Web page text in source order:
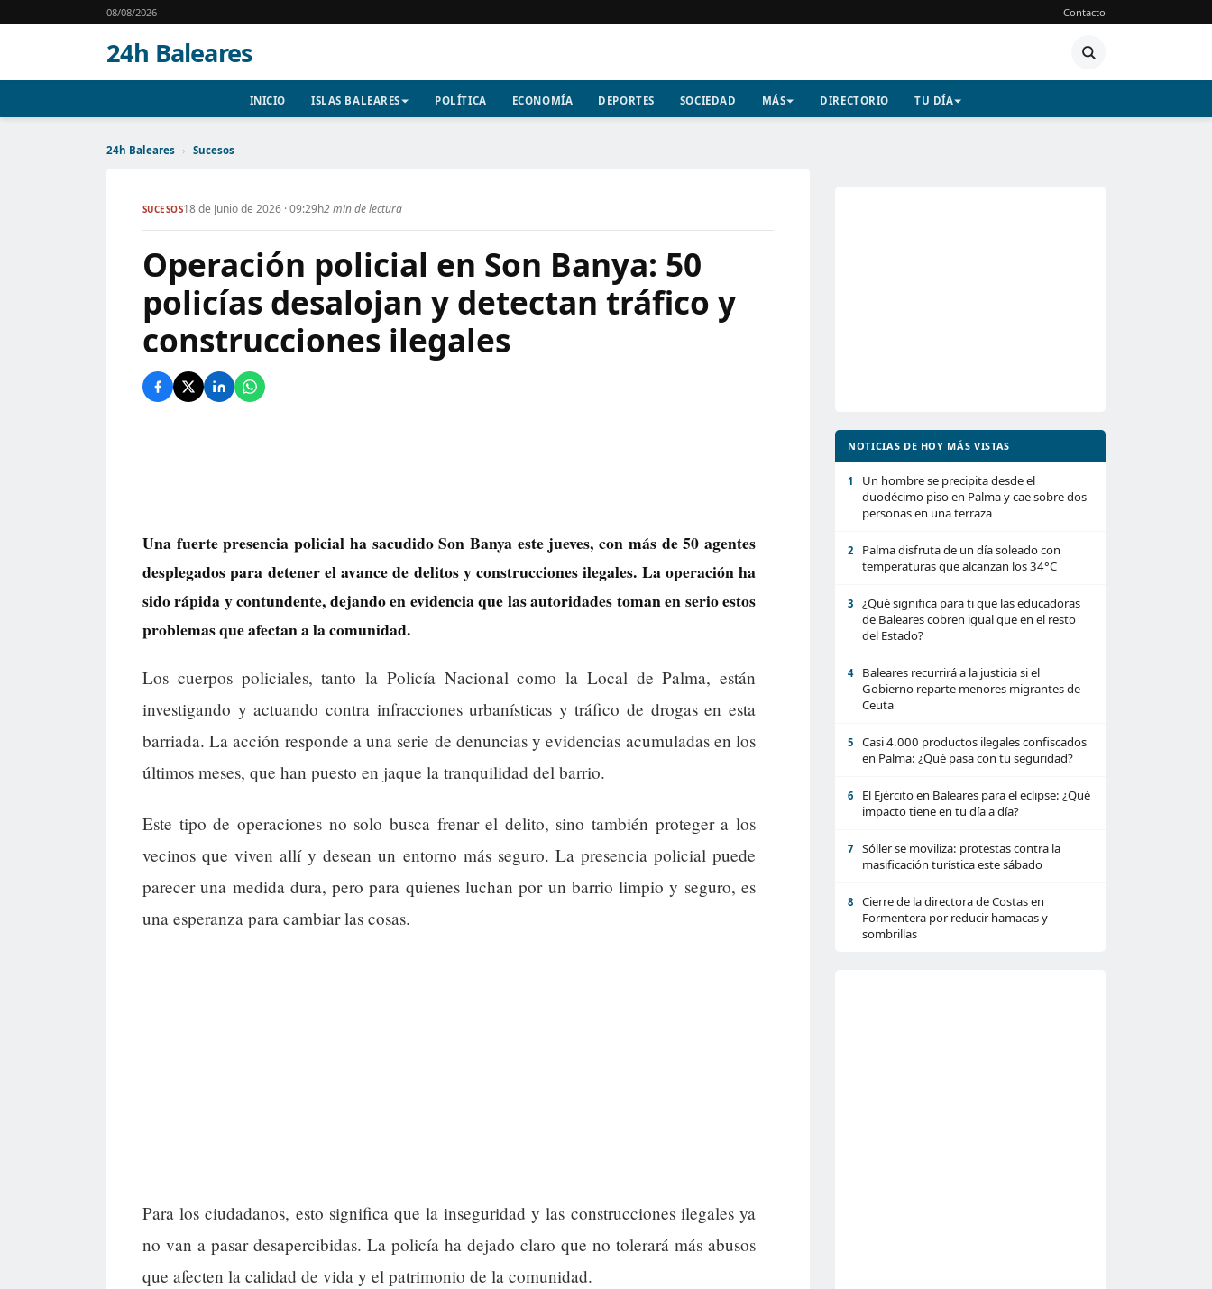
08/08/2026 Contacto
24h Baleares
INICIO ISLAS BALEARES POLÍTICA ECONOMÍA DEPORTES SOCIEDAD MÁS DIRECTORIO TU DÍA
24h Baleares › Sucesos
SUCESOS18 de Junio de 2026 · 09:29h2 min de lectura
Operación policial en Son Banya: 50
policías desalojan y detectan tráfico y
construcciones ilegales
Una fuerte presencia policial ha sacudido Son Banya este jueves, con más de 50 agentes
desplegados para detener el avance de delitos y construcciones ilegales. La operación ha
sido rápida y contundente, dejando en evidencia que las autoridades toman en serio estos
problemas que afectan a la comunidad.
Los cuerpos policiales, tanto la Policía Nacional como la Local de Palma, están
investigando y actuando contra infracciones urbanísticas y tráfico de drogas en esta
barriada. La acción responde a una serie de denuncias y evidencias acumuladas en los
últimos meses, que han puesto en jaque la tranquilidad del barrio.
Este tipo de operaciones no solo busca frenar el delito, sino también proteger a los
vecinos que viven allí y desean un entorno más seguro. La presencia policial puede
parecer una medida dura, pero para quienes luchan por un barrio limpio y seguro, es
una esperanza para cambiar las cosas.
Para los ciudadanos, esto significa que la inseguridad y las construcciones ilegales ya
no van a pasar desapercibidas. La policía ha dejado claro que no tolerará más abusos
que afecten la calidad de vida y el patrimonio de la comunidad.
NOTICIAS DE HOY MÁS VISTAS
1
Un hombre se precipita desde el
duodécimo piso en Palma y cae sobre dos
personas en una terraza
2
Palma disfruta de un día soleado con
temperaturas que alcanzan los 34°C
3
¿Qué significa para ti que las educadoras
de Baleares cobren igual que en el resto
del Estado?
4
Baleares recurrirá a la justicia si el
Gobierno reparte menores migrantes de
Ceuta
5
Casi 4.000 productos ilegales confiscados
en Palma: ¿Qué pasa con tu seguridad?
6
El Ejército en Baleares para el eclipse: ¿Qué
impacto tiene en tu día a día?
7
Sóller se moviliza: protestas contra la
masificación turística este sábado
8
Cierre de la directora de Costas en
Formentera por reducir hamacas y
sombrillas